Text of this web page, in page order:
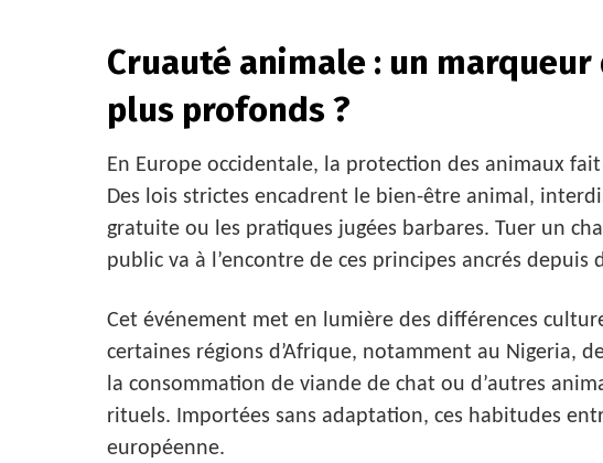
Cruauté animale : un
plus profonds ?
En Europe occidentale, la protection des animaux
Des lois strictes encadrent le bien-être animal,
gratuite ou les pratiques jugées barbares. Tuer un
public va à l’encontre de ces principes ancrés depuis
Cet événement met en lumière des différences
certaines régions d’Afrique, notamment au Nigeria,
la consommation de viande de chat ou d’autres
rituels. Importées sans adaptation, ces habitudes
européenne.